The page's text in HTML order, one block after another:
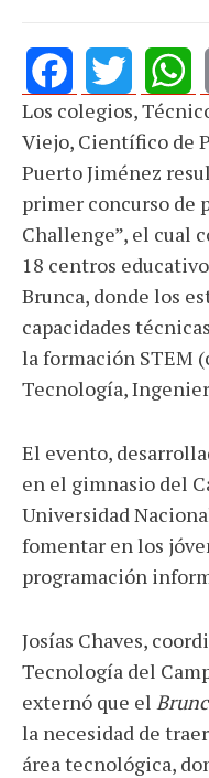
FacebookTwitter
Los colegios,
Viejo, Científico de
Puerto Jiménez
primer concurso de
Challenge”, el cual
18 centros
Brunca, donde los
capacidades
la formación STEM
Tecnología,
El evento,
en el gimnasio del
Universidad
fomentar en los
programación
Josías Chaves,
Tecnología del
externó que el
la necesidad de
área tecnológica,